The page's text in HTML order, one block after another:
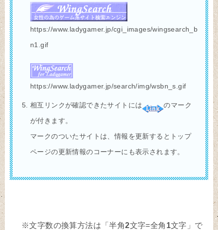
https://www.ladygamer.jp/cgi_images/wingsearch_b
n1.gif
https://www.ladygamer.jp/search/img/wsbn_s.gif
相互リンクが確認できたサイトには
のマーク
が付きます。
マークのついたサイトは、情報を更新するとトップ
ページの更新情報のコーナーにも表示されます。
※文字数の換算方法は「半角2文字=全角 1文字」で